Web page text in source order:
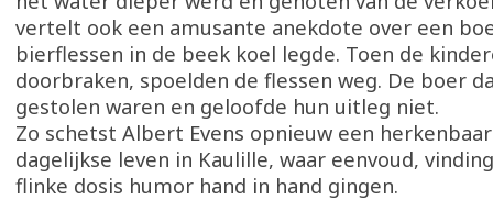
vertelt ook een amusante anekdote over een
bierflessen in de beek koel legde. Toen de
doorbraken, spoelden de flessen weg. De boer
gestolen waren en geloofde hun uitleg niet.
Zo schetst Albert Evens opnieuw een
dagelijkse leven in Kaulille, waar eenvoud,
flinke dosis humor hand in hand gingen.